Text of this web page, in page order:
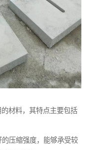
材料，其特点主要包括
压缩强度，能够承受较